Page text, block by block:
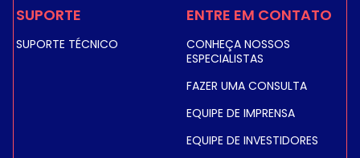
SUPORTE
SUPORTE TÉCNICO
ENTRE EM CONTATO
CONHEÇA NOSSOS
ESPECIALISTAS
FAZER UMA CONSULTA
EQUIPE DE IMPRENSA
EQUIPE DE INVESTIDORES